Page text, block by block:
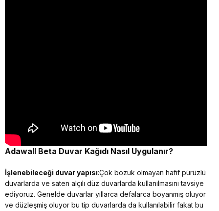
Adawall Beta Duvar Kağıdı Nasıl Uygulanır?
İşlenebileceği duvar yapısı:Çok bozuk olmayan hafif pürüzlü
duvarlarda ve saten alçılı düz duvarlarda kullanılmasını tavsiye
ediyoruz. Genelde duvarlar yıllarca defalarca boyanmış oluyor
ve düzleşmiş oluyor bu tip duvarlarda da kullanılabilir fakat bu